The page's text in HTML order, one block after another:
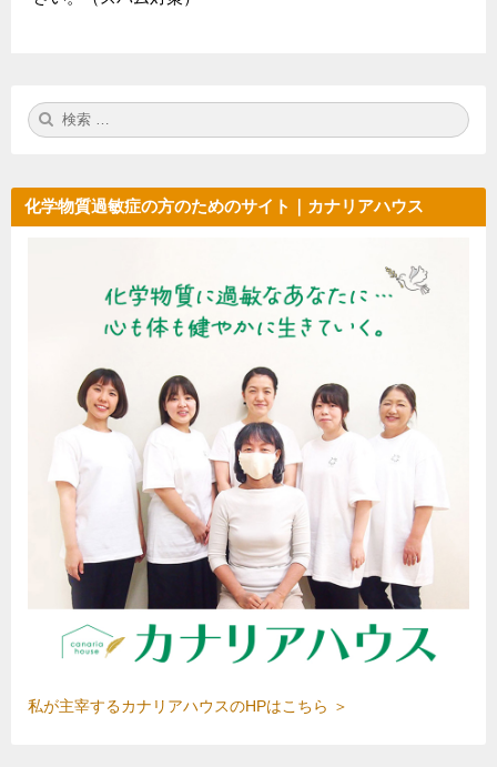
検
索:
化学物質過敏症の方のためのサイト｜カナリアハウス
私が主宰するカナリアハウスのHPはこちら ＞